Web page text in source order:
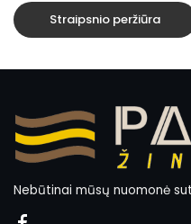
Nebūtinai mūsų nuomonė